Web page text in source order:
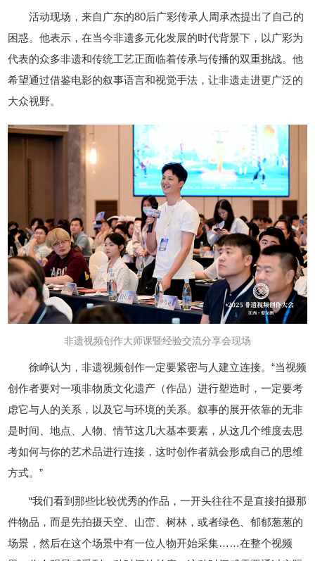
活动现场，来自广东的80后广彩传承人周承杰提出了自己的
困惑。他表示，在当今非遗多元化发展的时代背景下，以广彩为
代表的众多非遗和传统工艺正面临着传承与传播的双重挑战。他
希望通过借鉴电影的叙事语言和视觉手法，让非遗走进更广泛的
大众视野。
非遗视频创作大师课暨经验交流分享会现场
徐峥认为，非遗视频创作一定要紧密与人建立连接。“当视频
创作者要对一项非物质文化遗产（作品）进行塑造时，一定要考
虑它与人的关系，以及它与环境的关系。叙事的展开依靠的无非
是时间、地点、人物、情节这几大基本要素，从这几个维度去思
考如何与你的艺术品进行连接，这时创作者就会形成自己的思维
方式。”
“我们看到那些比较优秀的作品，一开头往往不是直接拍摄那
件物品，而是先拍摄天空、山峦、树林，或者绿色、郁郁葱葱的
场景，然后在这个场景中有一位人物开始采集……在整个视频